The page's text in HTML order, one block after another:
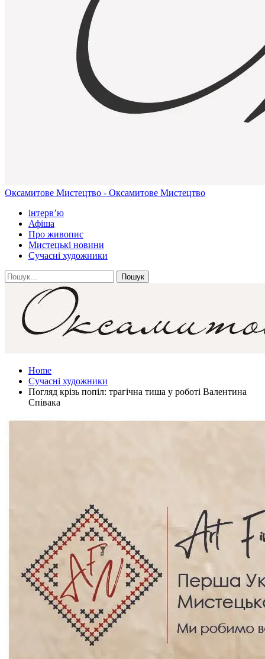
Оксамитове Мистецтво - Оксамитове Мистецтво
інтерв’ю
Афіша
Про живопис
Мистецькі новини
Сучасні художники
Home
Сучасні художники
Погляд крізь попіл: трагічна тиша у роботі Валентина
Співака